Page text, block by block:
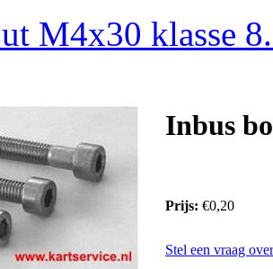
M4x30 klasse
Inbus
Prijs: €0,20
Stel een vraag